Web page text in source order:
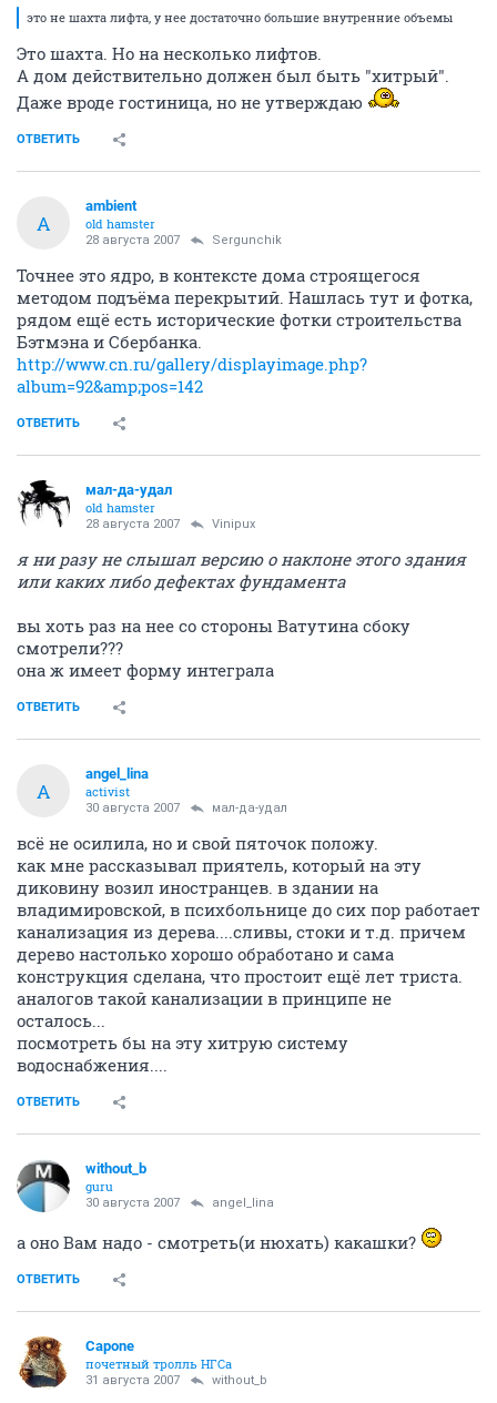
это не шахта лифта, у нее достаточно большие внутренние объемы
Это шахта. Но на несколько лифтов.
А дом действительно должен был быть "хитрый".
Даже вроде гостиница, но не утверждаю
ОТВЕТИТЬ
A
ambient
old hamster
28 августа 2007 Sergunchik
Точнее это ядро, в контексте дома строящегося
методом подъёма перекрытий. Нашлась тут и фотка,
рядом ещё есть исторические фотки строительства
Бэтмэна и Сбербанка.
http://www.cn.ru/gallery/displayimage.php?
album=92&amp;pos=142
ОТВЕТИТЬ
мал-да-удал
old hamster
28 августа 2007 Vinipux
я ни разу не слышал версию о наклоне этого здания
или каких либо дефектах фундамента
вы хоть раз на нее со стороны Ватутина сбоку
смотрели???
она ж имеет форму интеграла
ОТВЕТИТЬ
A
angel_lina
activist
30 августа 2007 мал-да-удал
всё не осилила, но и свой пяточок положу.
как мне рассказывал приятель, который на эту
диковину возил иностранцев. в здании на
владимировской, в психбольнице до сих пор работает
канализация из дерева....сливы, стоки и т.д. причем
дерево настолько хорошо обработано и сама
конструкция сделана, что простоит ещё лет триста.
аналогов такой канализации в принципе не
осталось...
посмотреть бы на эту хитрую систему
водоснабжения....
ОТВЕТИТЬ
without_b
guru
30 августа 2007 angel_lina
а оно Вам надо - смотреть(и нюхать) какашки?
ОТВЕТИТЬ
Capone
почетный тролль НГСа
31 августа 2007 without_b